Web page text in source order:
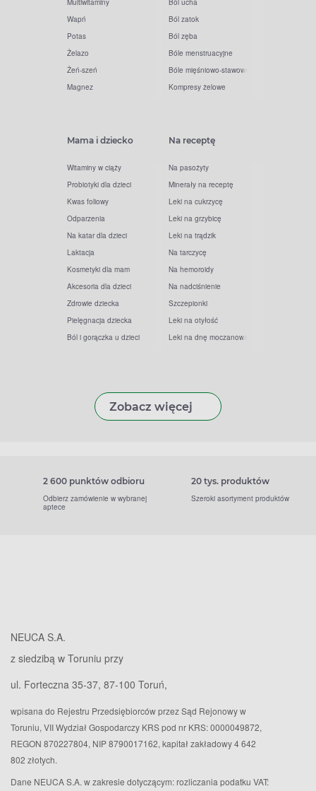
Multiwitaminy
Wapń
Potas
Żelazo
Żeń-szeń
Magnez
Ból ucha
Ból zatok
Ból zęba
Bóle menstruacyjne
Bóle mięśniowo-stawowe
Kompresy żelowe
Mama i dziecko
Witaminy w ciąży
Probiotyki dla dzieci
Kwas foliowy
Odparzenia
Na katar dla dzieci
Laktacja
Kosmetyki dla mam
Akcesoria dla dzieci
Zdrowie dziecka
Pielęgnacja dziecka
Ból i gorączka u dzieci
Na receptę
Na pasożyty
Minerały na receptę
Leki na cukrzycę
Leki na grzybicę
Leki na trądzik
Na tarczycę
Na hemoroidy
Na nadciśnienie
Szczepionki
Leki na otyłość
Leki na dnę moczanową
Zobacz więcej
2 600 punktów odbioru
Odbierz zamówienie w wybranej
aptece
20 tys. produktów
Szeroki asortyment produktów
NEUCA S.A.
z siedzibą w Toruniu przy
ul. Forteczna 35-37, 87-100 Toruń,
wpisana do Rejestru Przedsiębiorców przez Sąd Rejonowy w
Toruniu, VII Wydział Gospodarczy KRS pod nr KRS: 0000049872,
REGON 870227804, NIP 8790017162, kapitał zakładowy 4 642
802 złotych.
Dane NEUCA S.A. w zakresie dotyczącym: rozliczania podatku VAT: